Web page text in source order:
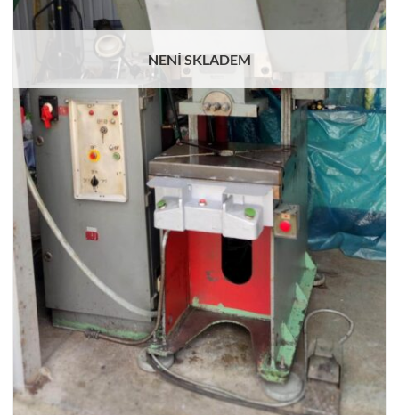
NENÍ SKLADEM